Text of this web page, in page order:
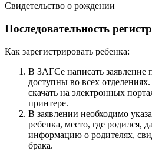
Свидетельство о рождении
Последовательность
Как зарегистрировать ребенка:
В ЗАГСе написать
доступны во всех
скачать на электронных
принтере.
В заявлении необходимо
ребенка, место, где родился,
информацию о родителях,
брака.